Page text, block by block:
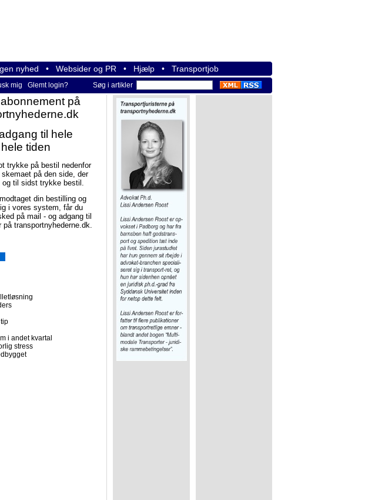
nyhed • Websider og PR • Hjælp • Transportjob
mig Glemt login? Søg i artikler
på
til hele
tiden
trykke på bestil nedenfor
på den side, der
og til sidst trykke bestil.
din bestilling og
i vores system, får du
på mail - og adgang til
på transportnyhederne.dk.
i andet kvartal
stress